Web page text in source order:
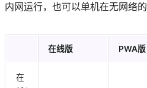
内网运行，也可以单机在无网络的
在线版 PWA版
在